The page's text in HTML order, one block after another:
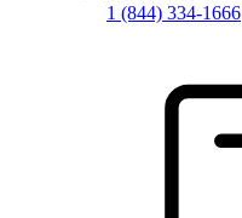
1 (844) 334-1666